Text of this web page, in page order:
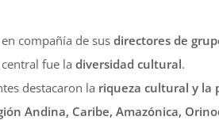
compañía de susdirectores de
fue la diversidad cultural.
destacaron la riqueza cultural y la
Andina, Caribe, Amazónica,